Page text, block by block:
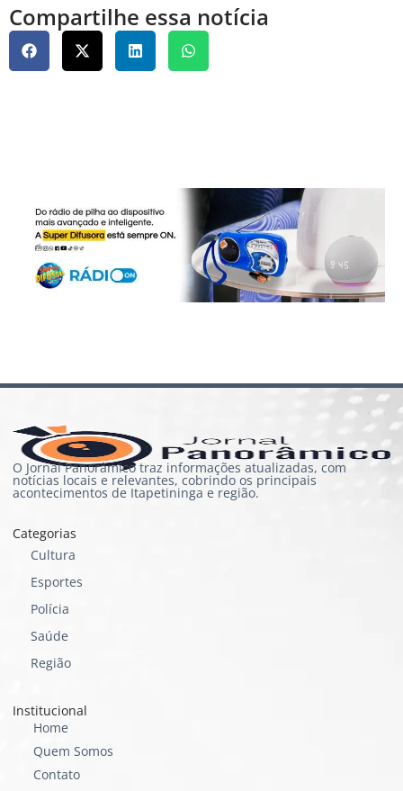
Compartilhe essa notícia
O Jornal Panorâmico traz informações atualizadas, com
notícias locais e relevantes, cobrindo os principais
acontecimentos de Itapetininga e região.
Categorias
Cultura
Esportes
Polícia
Saúde
Região
Institucional
Home
Quem Somos
Contato